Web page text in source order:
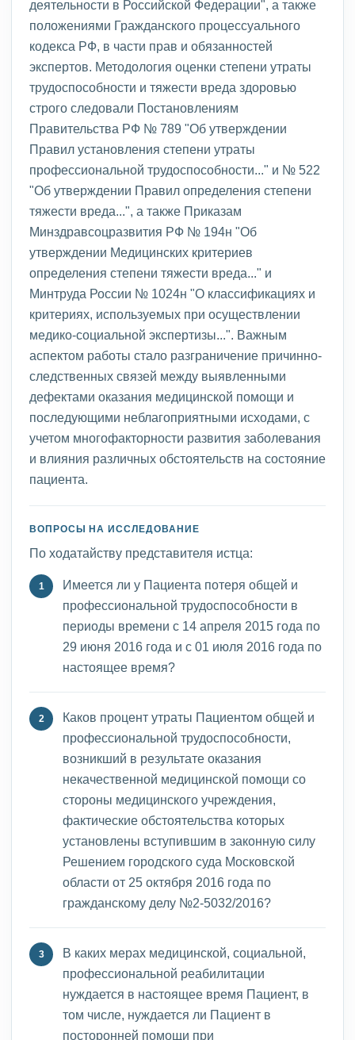
деятельности в Российской Федерации", а также
положениями Гражданского процессуального
кодекса РФ, в части прав и обязанностей
экспертов. Методология оценки степени утраты
трудоспособности и тяжести вреда здоровью
строго следовали Постановлениям
Правительства РФ № 789 "Об утверждении
Правил установления степени утраты
профессиональной трудоспособности..." и № 522
"Об утверждении Правил определения степени
тяжести вреда...", а также Приказам
Минздравсоцразвития РФ № 194н "Об
утверждении Медицинских критериев
определения степени тяжести вреда..." и
Минтруда России № 1024н "О классификациях и
критериях, используемых при осуществлении
медико-социальной экспертизы...". Важным
аспектом работы стало разграничение причинно-
следственных связей между выявленными
дефектами оказания медицинской помощи и
последующими неблагоприятными исходами, с
учетом многофакторности развития заболевания
и влияния различных обстоятельств на состояние
пациента.
ВОПРОСЫ НА ИССЛЕДОВАНИЕ
По ходатайству представителя истца:
Имеется ли у Пациента потеря общей и
профессиональной трудоспособности в
периоды времени с 14 апреля 2015 года по
29 июня 2016 года и с 01 июля 2016 года по
настоящее время?
Каков процент утраты Пациентом общей и
профессиональной трудоспособности,
возникший в результате оказания
некачественной медицинской помощи со
стороны медицинского учреждения,
фактические обстоятельства которых
установлены вступившим в законную силу
Решением городского суда Московской
области от 25 октября 2016 года по
гражданскому делу №2-5032/2016?
В каких мерах медицинской, социальной,
профессиональной реабилитации
нуждается в настоящее время Пациент, в
том числе, нуждается ли Пациент в
посторонней помощи при